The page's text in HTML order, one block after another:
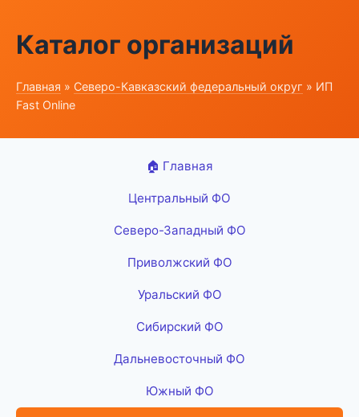
Каталог организаций
Главная » Северо-Кавказский федеральный округ » ИП
Fast Online
🏠 Главная
Центральный ФО
Северо-Западный ФО
Приволжский ФО
Уральский ФО
Сибирский ФО
Дальневосточный ФО
Южный ФО